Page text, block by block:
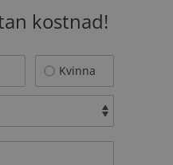
kostnad!
Kvinna